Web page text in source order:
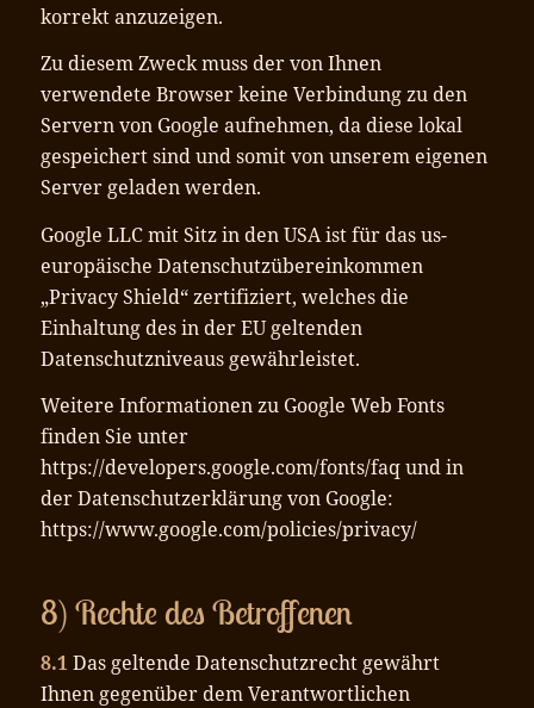
korrekt anzuzeigen.
Zu diesem Zweck muss der von Ihnen
verwendete Browser keine Verbindung zu den
Servern von Google aufnehmen, da diese lokal
gespeichert sind und somit von unserem eigenen
Server geladen werden.
Google LLC mit Sitz in den USA ist für das us-
europäische Datenschutzübereinkommen
„Privacy Shield“ zertifiziert, welches die
Einhaltung des in der EU geltenden
Datenschutzniveaus gewährleistet.
Weitere Informationen zu Google Web Fonts
finden Sie unter
https://developers.google.com/fonts/faq und in
der Datenschutzerklärung von Google:
https://www.google.com/policies/privacy/
8) Rechte des Betroffenen
8.1 Das geltende Datenschutzrecht gewährt
Ihnen gegenüber dem Verantwortlichen